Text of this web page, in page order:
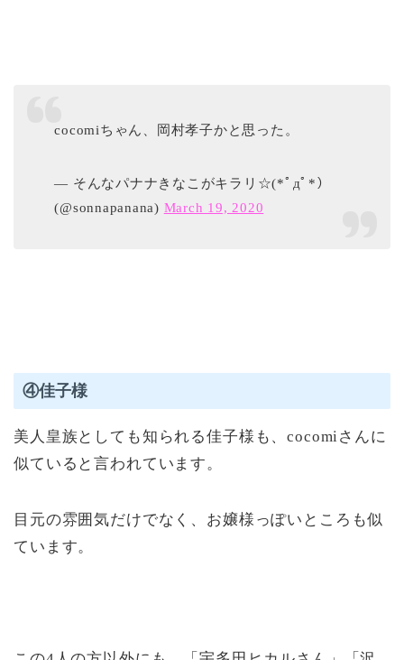
cocomiちゃん、岡村孝子かと思った。
— そんなパナナきなこがキラリ☆(*ﾟдﾟ*）
(@sonnapanana) March 19, 2020
④佳子様
美人皇族としても知られる佳子様も、cocomiさんに
似ていると言われています。
目元の雰囲気だけでなく、お嬢様っぽいところも似
ています。